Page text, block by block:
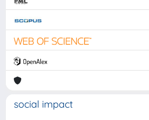
social impact